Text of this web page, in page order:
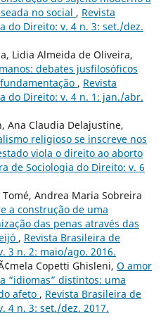
no social , Revista
do Direito: v. 4 n. 3: set./dez.
Lidia Almeida de Oliveira,
debates jusfilosóficos
, Revista
do Direito: v. 4 n. 1: jan./abr.
Ana Claudia Delajustine,
religioso se inscreve nos
viola o direito ao aborto
de Sociologia do Direito: v. 6
Andrea Maria Sobreira
a construção de uma
das penas através das
, Revista Brasileira de
3 n. 2: maio/ago. 2016.
Copetti Ghisleni, O amor
“idiomas” distintos: uma
afeto , Revista Brasileira de
4 n. 3: set./dez. 2017.